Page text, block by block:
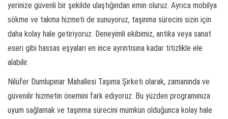
yerinize güvenli bir şekilde ulaştığından emin oluruz. Ayrıca mobilya
sökme ve takma hizmeti de sunuyoruz, taşınma sürecini sizin için
daha kolay hale getiriyoruz. Deneyimli ekibimiz, antika veya sanat
eseri gibi hassas eşyaları en ince ayrıntısına kadar titizlikle ele
alabilir.
Nilüfer Dumlupınar Mahallesi Taşıma Şirketi olarak, zamanında ve
güvenilir hizmetin önemini fark ediyoruz. Bu yüzden programınıza
uyum sağlamak ve taşınma sürecini mümkün olduğunca kolay hale